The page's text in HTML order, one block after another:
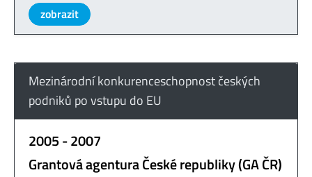
zobrazit
Mezinárodní konkurenceschopnost českých
podniků po vstupu do EU
2005 - 2007
Grantová agentura České republiky (GA ČR)